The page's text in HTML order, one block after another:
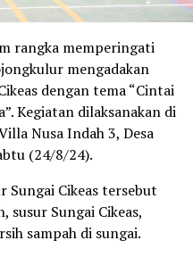
rangka memperingati
mengadakan
dengan tema “Cintai
Kegiatan dilaksanakan di
Nusa Indah 3, Desa
(24/8/24).
Sungai Cikeas tersebut
susur Sungai Cikeas,
sampah di sungai.